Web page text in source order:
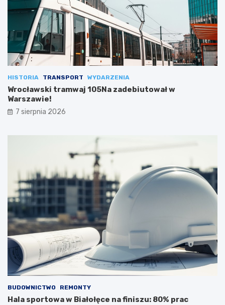
HISTORIA TRANSPORT WYDARZENIA
Wrocławski tramwaj 105Na zadebiutował w
Warszawie!
7 sierpnia 2026
BUDOWNICTWO REMONTY
Hala sportowa w Białołęce na finiszu: 80% prac